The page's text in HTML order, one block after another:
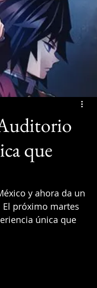
que
y ahora da un
próximo martes
única que